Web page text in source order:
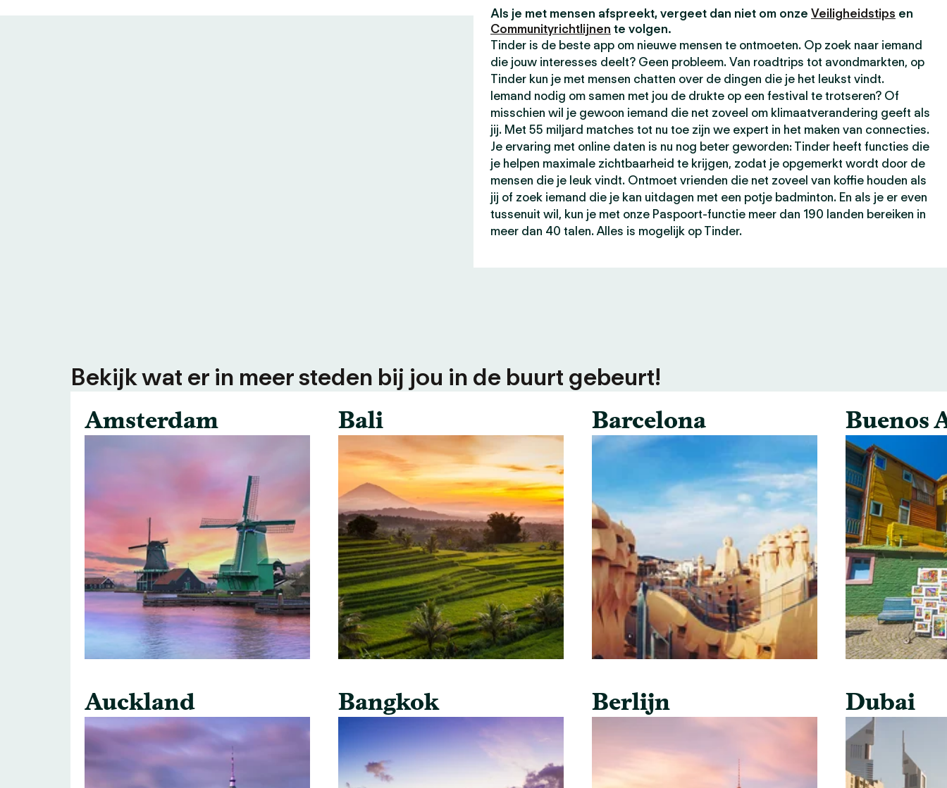
Als je met mensen afspreekt, vergeet dan niet om onze Veiligheidstips en
Communityrichtlijnen te volgen.
Tinder is de beste app om nieuwe mensen te ontmoeten. Op zoek naar iemand
die jouw interesses deelt? Geen probleem. Van roadtrips tot avondmarkten, op
Tinder kun je met mensen chatten over de dingen die je het leukst vindt.
Iemand nodig om samen met jou de drukte op een festival te trotseren? Of
misschien wil je gewoon iemand die net zoveel om klimaatverandering geeft als
jij. Met 55 miljard matches tot nu toe zijn we expert in het maken van connecties.
Je ervaring met online daten is nu nog beter geworden: Tinder heeft functies die
je helpen maximale zichtbaarheid te krijgen, zodat je opgemerkt wordt door de
mensen die je leuk vindt. Ontmoet vrienden die net zoveel van koffie houden als
jij of zoek iemand die je kan uitdagen met een potje badminton. En als je er even
tussenuit wil, kun je met onze Paspoort-functie meer dan 190 landen bereiken in
meer dan 40 talen. Alles is mogelijk op Tinder.
Bekijk wat er in meer steden bij jou in de buurt gebeurt!
Amsterdam
Auckland
Bali
Bangkok
Barcelona
Berlijn
Buenos
Dubai